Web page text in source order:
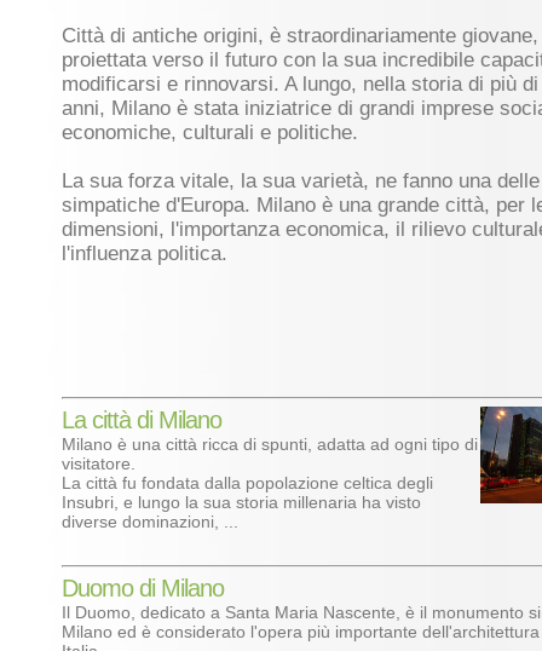
Città di antiche origini, è straordinariamente giovane,
proiettata verso il futuro con la sua incredibile
modificarsi e rinnovarsi. A lungo, nella storia di più di
anni, Milano è stata iniziatrice di grandi imprese
economiche, culturali e politiche.
La sua forza vitale, la sua varietà, ne fanno una
simpatiche d'Europa. Milano è una grande città, per
dimensioni, l'importanza economica, il rilievo
l'influenza politica.
La città di Milano
Milano è una città ricca di spunti, adatta ad ogni tipo di
visitatore.
La città fu fondata dalla popolazione celtica degli
Insubri, e lungo la sua storia millenaria ha visto
diverse dominazioni, ...
Duomo di Milano
Il Duomo, dedicato a Santa Maria Nascente, è il monumento
Milano ed è considerato l'opera più importante